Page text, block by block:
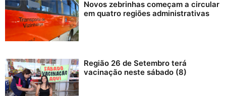
Novos zebrinhas começam a circular
em quatro regiões administrativas
Região 26 de Setembro terá
vacinação neste sábado (8)